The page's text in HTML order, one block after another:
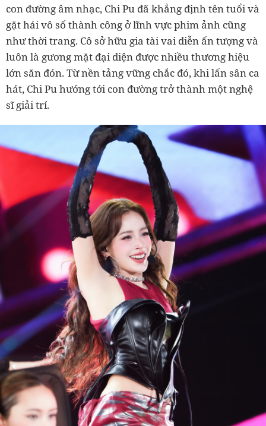
con đường âm nhạc, Chi Pu đã khẳng định tên tuổi và
gặt hái vô số thành công ở lĩnh vực phim ảnh cũng
như thời trang. Cô sở hữu gia tài vai diễn ấn tượng và
luôn là gương mặt đại diện được nhiều thương hiệu
lớn săn đón. Từ nền tảng vững chắc đó, khi lấn sân ca
hát, Chi Pu hướng tới con đường trở thành một nghệ
sĩ giải trí.